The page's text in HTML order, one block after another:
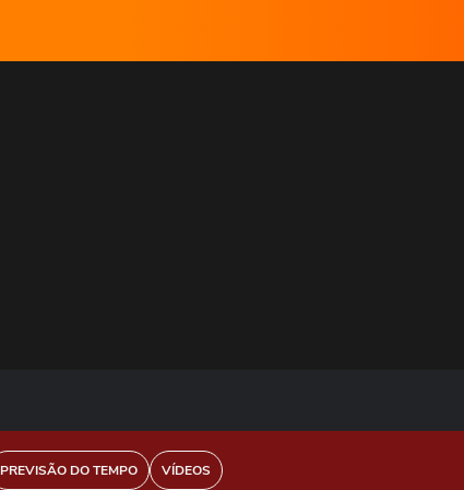
PREVISÃO DO TEMPO VÍDEOS